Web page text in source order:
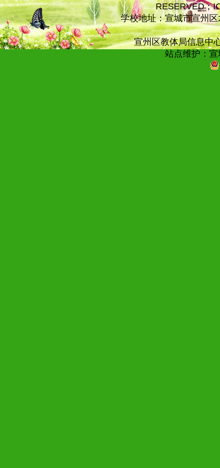
RESERVED；
学校地址：宣城市宣州
宣州区教体局信息中
站点维护：